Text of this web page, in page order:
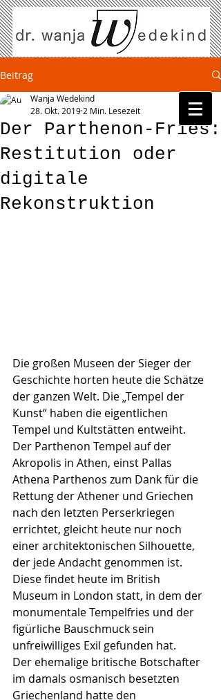
Beitrag
Der Parthenon-Fries:
Restitution oder
digitale
Rekonstruktion
Wanja Wedekind
28. Okt. 2019 2 Min. Lesezeit
Die großen Museen der Sieger der
Geschichte horten heute die Schätze
der ganzen Welt. Die „Tempel der
Kunst“ haben die eigentlichen
Tempel und Kultstätten entweiht.
Der Parthenon Tempel auf der
Akropolis in Athen, einst Pallas
Athena Parthenos zum Dank für die
Rettung der Athener und Griechen
nach den letzten Perserkriegen
errichtet, gleicht heute nur noch
einer architektonischen Silhouette,
der jede Andacht genommen ist.
Diese findet heute im British
Museum in London statt, in dem der
monumentale Tempelfries und der
figürliche Bauschmuck sein
unfreiwilliges Exil gefunden hat.
Der ehemalige britische Botschafter
im damals osmanisch besetzten
Griechenland hatte den